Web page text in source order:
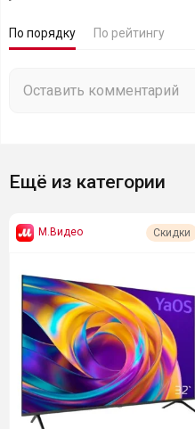
По порядку По рейтингу
Ещё из категории
М.Видео Скидки